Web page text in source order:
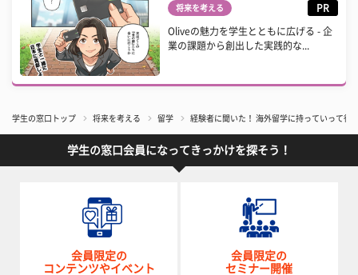
将来を考える PR
Oliveの魅力を学生とともに広げる - 企
業の課題から創出した実践的な...
学生の窓口トップ 将来を考える 留学 経験者に聞いた！ 海外留学に持っていって役
学生の窓口会員になってきっかけを探そう！
会員限定の
コンテンツやイベント
会員限定の
セミナー開催